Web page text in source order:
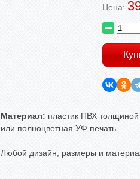
Цена:
Материал: пластик ПВХ
или полноцветная УФ печать.
Любой дизайн, размеры и